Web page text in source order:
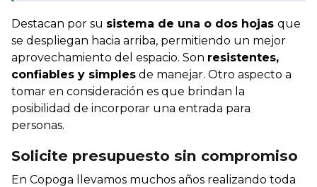
Destacan por su sistema de una o dos hojas que
se despliegan hacia arriba, permitiendo un mejor
aprovechamiento del espacio. Son resistentes,
confiables y simples de manejar. Otro aspecto a
tomar en consideración es que brindan la
posibilidad de incorporar una entrada para
personas.
Solicite presupuesto sin compromiso
En Copoga llevamos muchos años realizando toda